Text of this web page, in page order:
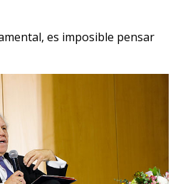
es imposible pensar